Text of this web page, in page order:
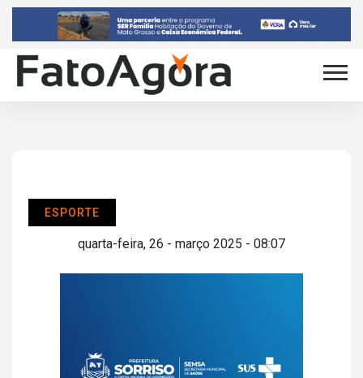
ESPORTE
quarta-feira, 26 - março 2025 - 08:07